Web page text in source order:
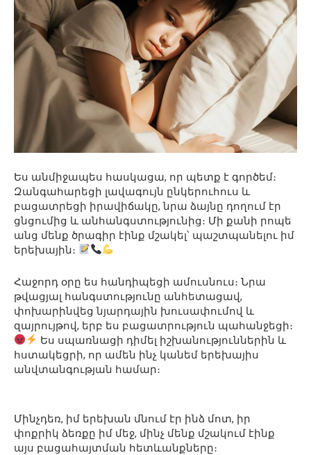
Ես անմիջապես հասկացա, որ պետք է գործեմ։
Զանգահարեցի լավագույն ընկերուհուս և
բացատրեցի իրավիճակը, նրա ձայնը դողում էր
ցնցումից և անհանգստությունից։ Մի քանի րոպե
անց մենք ծրագիր էինք մշակել՝ պաշտպանելու իմ
երեխային։
Հաջորդ օրը ես հանդիպեցի ամուսնուս։ Նրա
թվացյալ հանգստությունը անհետացավ,
փոխարինվեց նյարդային խուսափումով և
զայրույթով, երբ ես բացատրություն պահանջեցի։
Ես սպառնացի դիմել իշխանություններին և
հստակեցրի, որ ամեն ինչ կանեմ երեխայիս
անվտանգության համար։
Մինչդեռ, իմ երեխան մնում էր ինձ մոտ, իր
փոքրիկ ձեռքը իմ մեջ, մինչ մենք մշակում էինք
այս բացահայտման հետևանքները։